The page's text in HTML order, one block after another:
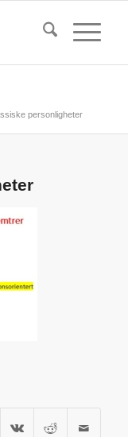
personligheter